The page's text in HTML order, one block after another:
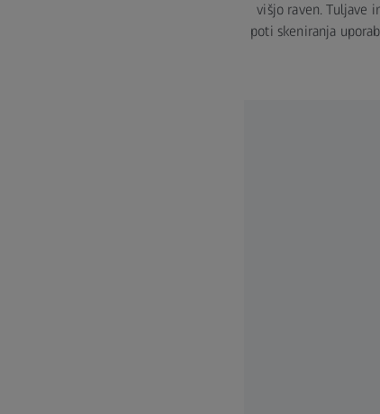
višjo raven. Tuljave
poti skeniranja